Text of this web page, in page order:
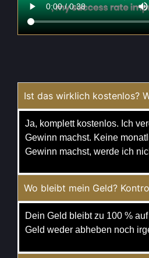
Ist das wirklich kostenlos?
Ja, komplett kostenlos. Ich
Gewinn machst. Keine
Gewinn machst, werde ich
Wo bleibt mein Geld?
Dein Geld bleibt zu 100 %
Geld weder abheben noch